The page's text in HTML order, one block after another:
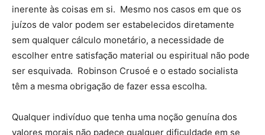
inerente às coisas em si. Mesmo nos casos em que os
juízos de valor podem ser estabelecidos diretamente
sem qualquer cálculo monetário, a necessidade de
escolher entre satisfação material ou espiritual não pode
ser esquivada. Robinson Crusoé e o estado socialista
têm a mesma obrigação de fazer essa escolha.
Qualquer indivíduo que tenha uma noção genuína dos
valores morais não padece qualquer dificuldade em se